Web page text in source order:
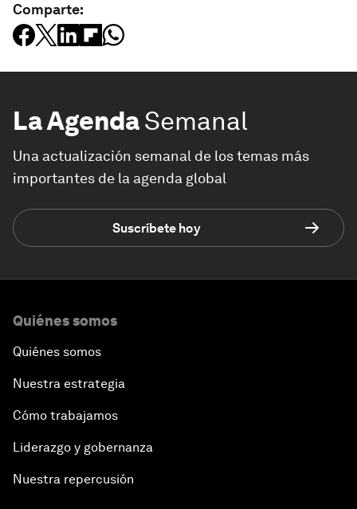
Comparte:
La AgendaSemanal
Una actualización semanal de los temas más
importantes de la agenda global
Suscríbete hoy
Quiénes somos
Quiénes somos
Nuestra estrategia
Cómo trabajamos
Liderazgo y gobernanza
Nuestra repercusión